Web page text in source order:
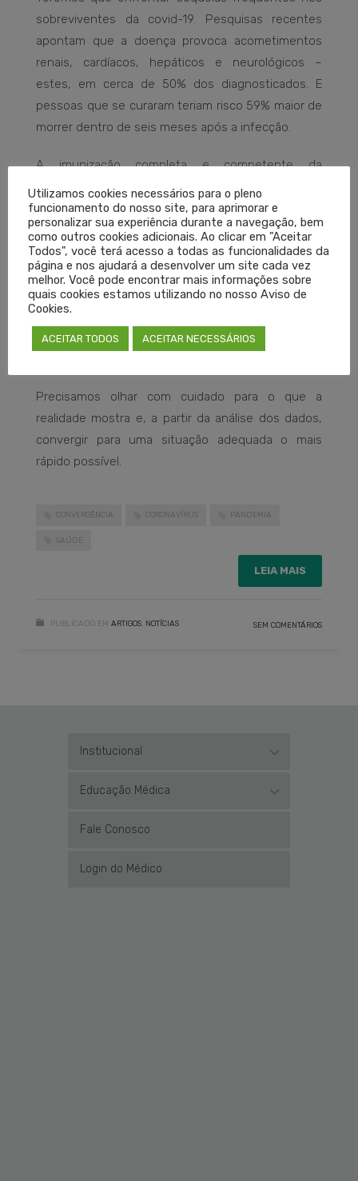
sobreviventes da covid-19. Pesquisas recentes
apontam que a doença provoca acometimentos
renais, cardíacos, hepáticos e neurológicos –
estes, em cerca de 50% dos diagnosticados. E
pessoas que se curaram teriam risco 59% maior de
morrer dentro de seis meses após a infecção.
A imunização completa e competente da
população, o investimento na saúde, a excelência
na formação médica, a criação de estruturas
permanentes no Interior e o foco na atenção
primária e na prevenção são medidas que podem
diminuir a mortalidade e acelerar a convalescença
da saúde e da economia. As medidas devem ser
tomadas com a participação de todos, para não
tornar a pandemia uma crise alimentar, humanitária
Precisamos olhar com cuidado para o que a
realidade mostra e, a partir da análise dos dados,
convergir para uma situação adequada o mais
rápido possível.
CONVERGÊNCIA CORONAVÍRUS PANDEMIA
SAÚDE
LEIA MAIS
PUBLICADO EM ARTIGOS NOTÍCIAS SEM COMENTÁRIOS
Institucional
Educação Médica
Fale Conosco
Login do Médico
Utilizamos cookies necessários para o pleno
funcionamento do nosso site, para aprimorar e
personalizar sua experiência durante a navegação, bem
como outros cookies adicionais. Ao clicar em "Aceitar
Todos", você terá acesso a todas as funcionalidades da
página e nos ajudará a desenvolver um site cada vez
melhor. Você pode encontrar mais informações sobre
quais cookies estamos utilizando no nosso Aviso de
Cookies.
ACEITAR TODOS ACEITAR NECESSÁRIOS